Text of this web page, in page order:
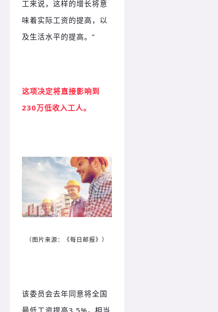
工来说，这样的增长将意
味着实际工资的提高，以
及生活水平的提高。”
这项决定将直接影响到
230万低收入工人。
（图片来源：《每日邮报》）
该委员会去年同意将全国
最低工资提高3.5%，相当